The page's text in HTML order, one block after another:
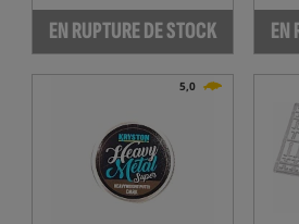
EN RUPTURE DE STOCK EN
5,0